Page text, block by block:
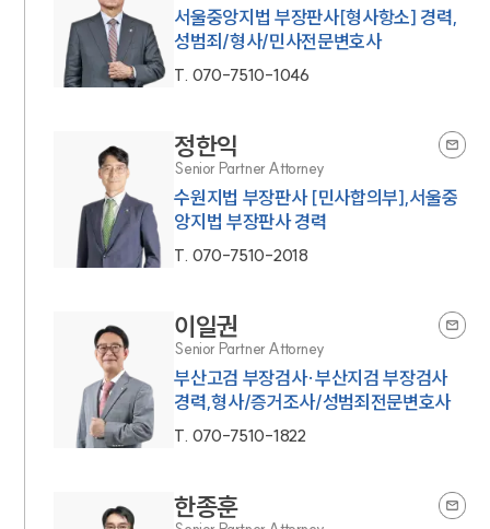
서울중앙지법 부장판사[형사항소] 경력,
성범죄/형사/민사전문변호사
T. 070-7510-1046
정한익
Senior Partner Attorney
수원지법 부장판사 [민사합의부],서울중
앙지법 부장판사 경력
T. 070-7510-2018
이일권
Senior Partner Attorney
부산고검 부장검사·부산지검 부장검사
경력,형사/증거조사/성범죄전문변호사
T. 070-7510-1822
한종훈